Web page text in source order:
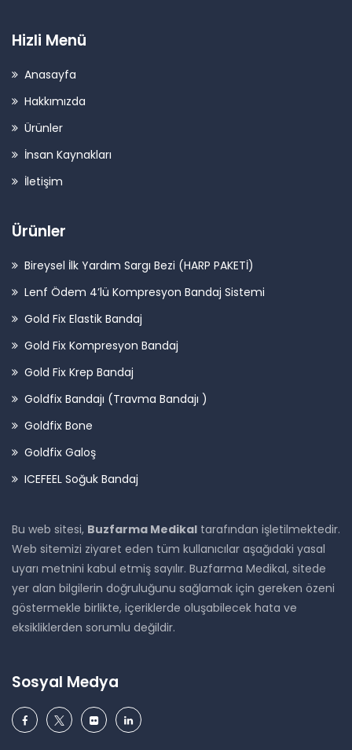
Hizli Menü
Anasayfa
Hakkımızda
Ürünler
İnsan Kaynakları
İletişim
Ürünler
Bireysel İlk Yardım Sargı Bezi (HARP PAKETİ)
Lenf Ödem 4’lü Kompresyon Bandaj Sistemi
Gold Fix Elastik Bandaj
Gold Fix Kompresyon Bandaj
Gold Fix Krep Bandaj
Goldfix Bandajı (Travma Bandajı )
Goldfix Bone
Goldfix Galoş
ICEFEEL Soğuk Bandaj
Bu web sitesi, Buzfarma Medikal tarafından işletilmektedir.
Web sitemizi ziyaret eden tüm kullanıcılar aşağıdaki yasal
uyarı metnini kabul etmiş sayılır. Buzfarma Medikal, sitede
yer alan bilgilerin doğruluğunu sağlamak için gereken özeni
göstermekle birlikte, içeriklerde oluşabilecek hata ve
eksikliklerden sorumlu değildir.
Sosyal Medya